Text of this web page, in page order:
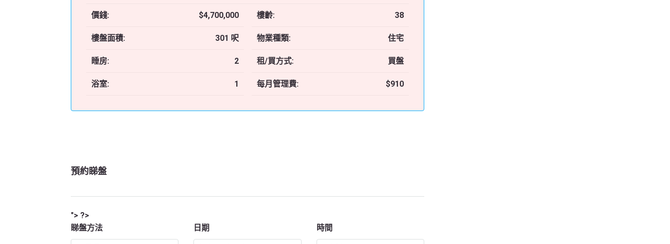
價錢: $4,700,000
樓盤面積: 301 呎
睡房: 2
浴室: 1
樓齡: 38
物業種類: 住宅
租/買方式: 買盤
每月管理費: $910
預約睇盤
"> ?>
睇盤方法
日期 時間